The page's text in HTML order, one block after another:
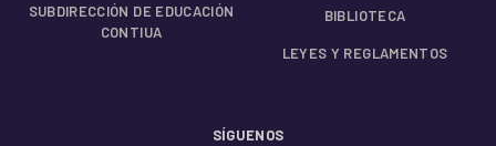
SUBDIRECCIÓN DE EDUCACIÓN
CONTIUA
BIBLIOTECA
LEYES Y REGLAMENTOS
SÍGUENOS